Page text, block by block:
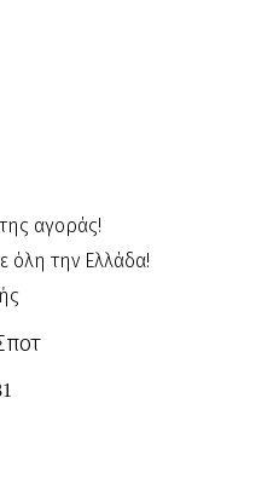
αγοράς!
όλη την Ελλάδα!